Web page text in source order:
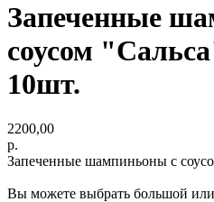
Запеченные
соусом
10шт.
2200,00
р.
Запеченные шампиньоны с
Вы можете выбрать большой